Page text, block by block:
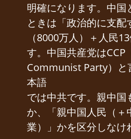
明確になります。中国
ときは「政治的に支配
（8000万人）＋人民
す。中国共産党はCCP
Communist Party）と
本語
では中共です。親中国
か、「親中国人民（＋
業）」かを区分しなけ